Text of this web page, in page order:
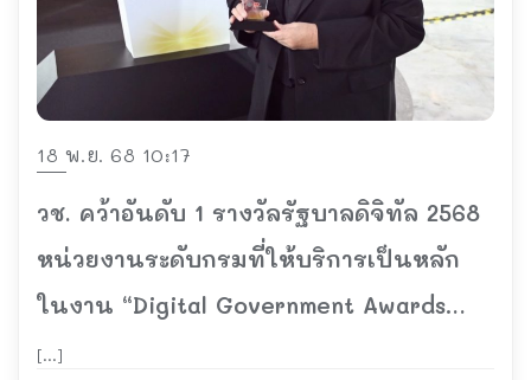
18 พ.ย. 68 10:17
วช. คว้าอันดับ 1 รางวัลรัฐบาลดิจิทัล 2568
หน่วยงานระดับกรมที่ให้บริการเป็นหลัก
ในงาน “Digital Government Awards
2025” ผู้นำบทบาทองค์กรวิจัยดิจิทัลของ
[…]